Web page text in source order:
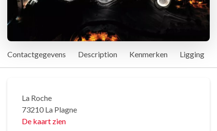
Contactgegevens Description Kenmerken Ligging
La Roche
73210 La Plagne
De kaart zien